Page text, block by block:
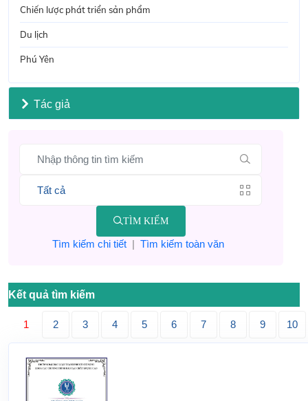
Chiến lược phát triển sản phẩm
Du lịch
Phú Yên
Tác giả
TÌM KIẾM
Tìm kiếm chi tiết| Tìm kiếm toàn văn
Kết quả tìm kiếm
1 2 3 4 5 6 7 8 9 10